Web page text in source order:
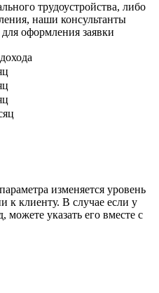
трудоустройства, либо
наши консультанты
оформления заявки
изменяется уровень
к клиенту. В случае если у
можете указать его вместе с